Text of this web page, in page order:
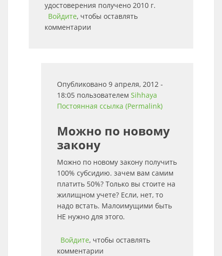
удостоверения получено 2010 г.
Войдите, чтобы оставлять
комментарии
Опубликовано 9 апреля, 2012 -
18:05 пользователем Sihhaya
Постоянная ссылка (Permalink)
Можно по новому
закону
Можно по новому закону получить
100% субсидию. зачем вам самим
платить 50%? Только вы стоите на
жилищном учете? Если, нет, то
надо встать. Малоимущими быть
НЕ нужно для этого.
Войдите, чтобы оставлять
комментарии